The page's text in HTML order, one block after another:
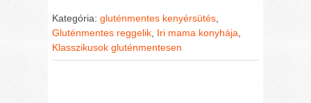
Kategória:gluténmentes kenyérsütés
Gluténmentes reggelik Iri mama konyhája
Klasszikusok gluténmentesen